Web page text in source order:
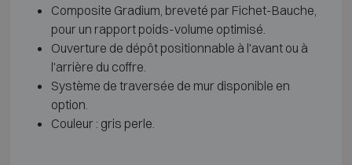
Composite Gradium, breveté par Fichet-Bauche,
pour un rapport poids-volume optimisé.
Ouverture de dépôt positionnable à l'avant ou à
l'arrière du coffre.
Système de traversée de mur disponible en
option.
Couleur : gris perle.